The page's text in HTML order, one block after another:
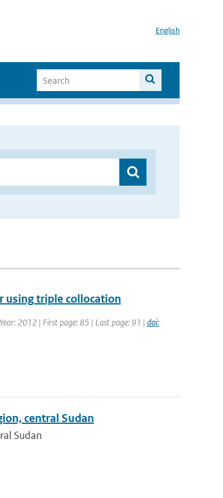
English
using triple collocation
2012 | First page: 85 | Last page: 91 | doi:
central Sudan
Sudan